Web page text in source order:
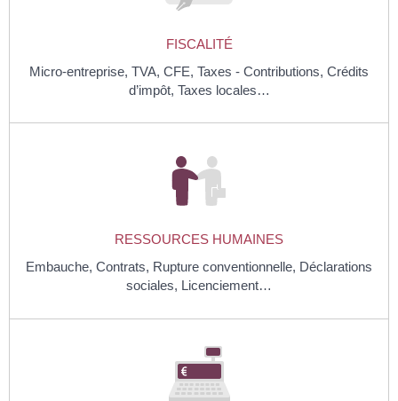
FISCALITÉ
Micro-entreprise, TVA, CFE, Taxes - Contributions, Crédits
d’impôt, Taxes locales…
RESSOURCES HUMAINES
Embauche, Contrats, Rupture conventionnelle, Déclarations
sociales, Licenciement…